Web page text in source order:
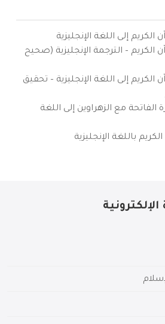
الكريم إلى اللغة الإنجليزية
الكريم – الترجمة الإنجليزية (صحيح
الكريم إلى اللغة الإنجليزية – تحقيق
مع الزهراوين إلى اللغة
باللغة الإنجليزية